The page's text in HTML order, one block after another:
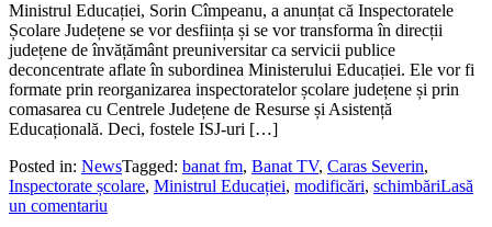
Ministrul Educației, Sorin Cîmpeanu, a anunțat că Inspectoratele
Școlare Județene se vor desființa și se vor transforma în direcții
județene de învățământ preuniversitar ca servicii publice
deconcentrate aflate în subordinea Ministerului Educației. Ele vor fi
formate prin reorganizarea inspectoratelor școlare județene și prin
comasarea cu Centrele Județene de Resurse și Asistență
Educațională. Deci, fostele ISJ-uri […]
Posted in: NewsTagged: banat fm, Banat TV, Caras Severin,
Inspectorate școlare, Ministrul Educației, modificări, schimbăriLasă
un comentariu